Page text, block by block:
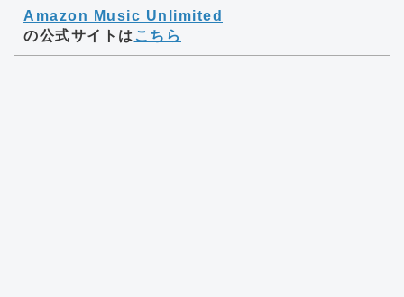
Amazon Music Unlimited
の公式サイトは こちら